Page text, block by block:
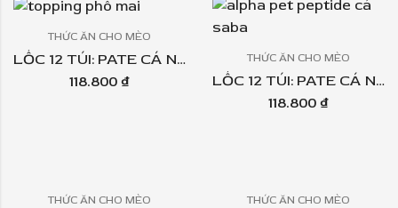
THỨC ĂN CHO MÈO
LỐC 12 TÚI: PATE CÁ NGỪ PEPTIDE ALPHA PET 60GR – TOPPING PHÔ MAI
118.800 ₫
THỨC ĂN CHO MÈO
LỐC 12 TÚI: PATE CÁ NGỪ PEPTIDE ALPHA PET60GR – TOPPING CÁ SABA
118.800 ₫
THỨC ĂN CHO MÈO THỨC ĂN CHO MÈO